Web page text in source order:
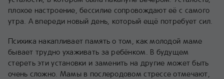
плохое настроение, бессилие сопровождают её с самого
утра. А впереди новый день, который ещё потребует сил.
Психика накапливает память о том, как молодой маме
бывает трудно ухаживать за ребёнком. В будущем
стереть эти установки и заменить на другие может быть
очень сложно. Мамы в послеродовом стрессе отмечают,